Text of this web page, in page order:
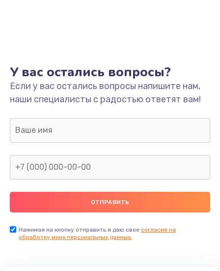
Не включается
1400 руб.
Заказать
Нет звука
800 руб.
Не видит флешку
400 руб.
Заказать
У вас остались вопросы?
Если у вас остались вопросы напишите нам,
наши специалисты с радостью ответят вам!
Нажимая на кнопку отправить я даю свое согласие на
обработку моих персональных данных.